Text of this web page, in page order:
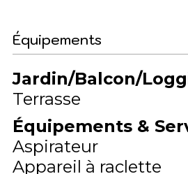
Équipements
Jardin/Balcon/
Terrasse
Équipements &
Aspirateur
Appareil à raclette